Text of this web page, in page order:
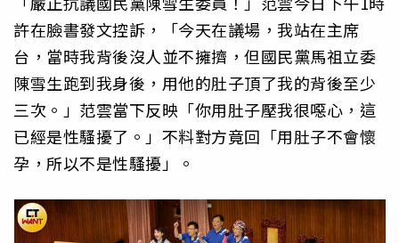
許在臉書發文控訴，「今天在議場，我站在主席
台，當時我背後沒人並不擁擠，但國民黨馬祖立委
陳雪生跑到我身後，用他的肚子頂了我的背後至少
三次。」范雲當下反映「你用肚子壓我很噁心，這
已經是性騷擾了。」不料對方竟回「用肚子不會懷
孕，所以不是性騷擾」。